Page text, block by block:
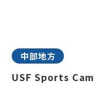
中部地方
USF Sports